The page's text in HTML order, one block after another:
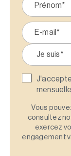
Vous
consultez
exercez
engagement